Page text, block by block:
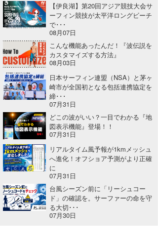
【伊良湖】第20回アジア競技大会サ
ーフィン競技が太平洋ロングビーチ
で･･･
08月07日
こんな機能あったんだ！『波伝説を
カスタマイズする方法』
08月03日
日本サーフィン連盟（NSA）と茅ヶ
崎市が全国初となる包括連携協定を
締･･･
07月31日
どこの波がいい？一目でわかる『地
図表示機能』登場！！
07月31日
リアルタイム風予報が1kmメッシュ
へ進化！オフショア予測がより正確
に
07月31日
台風シーズン前に「リーシュコー
ド」の確認を。サーファーの命を守
る大切･･･
07月30日
YUKI☆
たっちー
ハンマー
まっきー
三輪予報士
小川予報士
上田純子
上條将美
唐澤予報士
SancheZ